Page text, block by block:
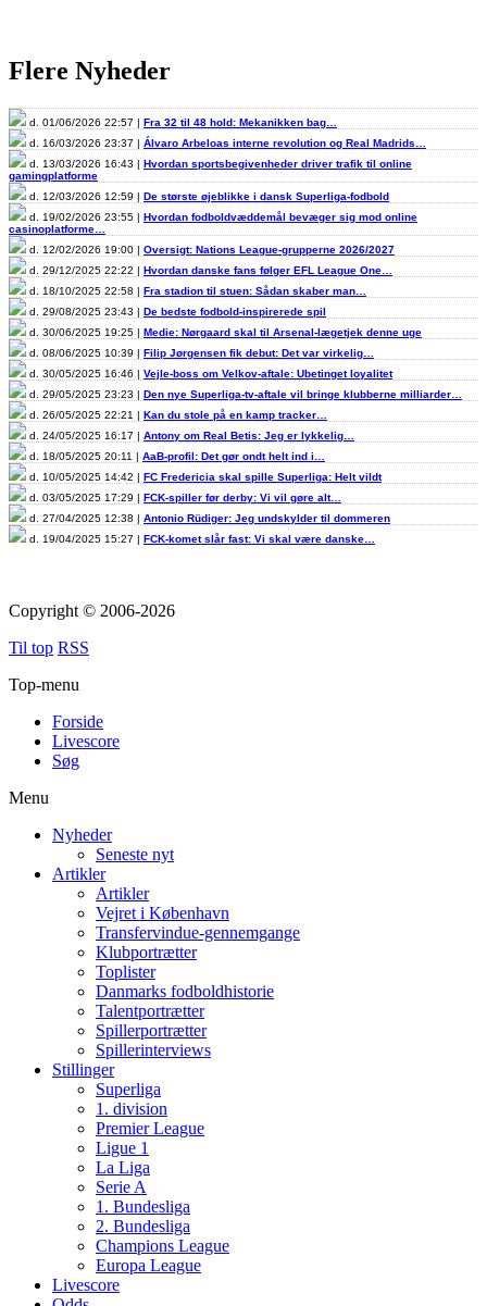
Flere Nyheder
d. 01/06/2026 22:57 | Fra 32 til 48 hold: Mekanikken bag…
d. 16/03/2026 23:37 | Álvaro Arbeloas interne revolution og Real Madrids…
d. 13/03/2026 16:43 | Hvordan sportsbegivenheder driver trafik til online
gamingplatforme
d. 12/03/2026 12:59 | De største øjeblikke i dansk Superliga-fodbold
d. 19/02/2026 23:55 | Hvordan fodboldvæddemål bevæger sig mod online
casinoplatforme…
d. 12/02/2026 19:00 | Oversigt: Nations League-grupperne 2026/2027
d. 29/12/2025 22:22 | Hvordan danske fans følger EFL League One…
d. 18/10/2025 22:58 | Fra stadion til stuen: Sådan skaber man…
d. 29/08/2025 23:43 | De bedste fodbold-inspirerede spil
d. 30/06/2025 19:25 | Medie: Nørgaard skal til Arsenal-lægetjek denne uge
d. 08/06/2025 10:39 | Filip Jørgensen fik debut: Det var virkelig…
d. 30/05/2025 16:46 | Vejle-boss om Velkov-aftale: Ubetinget loyalitet
d. 29/05/2025 23:23 | Den nye Superliga-tv-aftale vil bringe klubberne milliarder…
d. 26/05/2025 22:21 | Kan du stole på en kamp tracker…
d. 24/05/2025 16:17 | Antony om Real Betis: Jeg er lykkelig…
d. 18/05/2025 20:11 | AaB-profil: Det gør ondt helt ind i…
d. 10/05/2025 14:42 | FC Fredericia skal spille Superliga: Helt vildt
d. 03/05/2025 17:29 | FCK-spiller før derby: Vi vil gøre alt…
d. 27/04/2025 12:38 | Antonio Rüdiger: Jeg undskylder til dommeren
d. 19/04/2025 15:27 | FCK-komet slår fast: Vi skal være danske…
Copyright © 2006-2026
Til top RSS
Top-menu
Forside
Livescore
Søg
Menu
Nyheder
Seneste nyt
Artikler
Artikler
Vejret i København
Transfervindue-gennemgange
Klubportrætter
Toplister
Danmarks fodboldhistorie
Talentportrætter
Spillerportrætter
Spillerinterviews
Stillinger
Superliga
1. division
Premier League
Ligue 1
La Liga
Serie A
1. Bundesliga
2. Bundesliga
Champions League
Europa League
Livescore